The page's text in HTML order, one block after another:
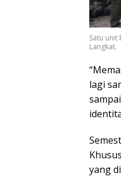
Satu unit
Langkat.
lagi
yang